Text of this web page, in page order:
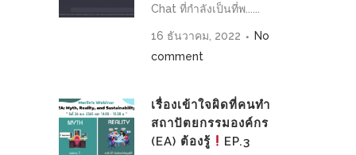
Chat ที่กำลังเป็นที่พ......
16 ธันวาคม, 2022
No
comment
เรื่องเข้าใจผิดที่คนทำ
สถาปัตยกรรมองค์กร
(EA) ต้องรู้
EP.3